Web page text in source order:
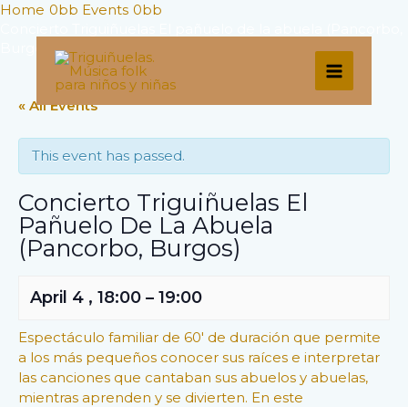
Skip
MAIN
Home
Events
« All Events
This event has passed.
Concierto Triguiñuelas El
Pañuelo De La Abuela
(Pancorbo, Burgos)
April 4 , 18:00 – 19:00
Espectáculo familiar de 60′ de duración que permite
a los más pequeños conocer sus raíces e interpretar
las canciones que cantaban sus abuelos y abuelas,
mientras aprenden y se divierten. En este